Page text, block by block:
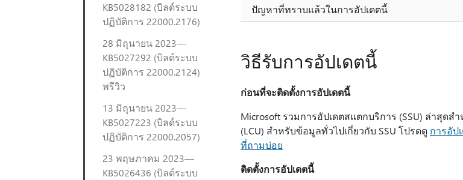
KB5028182 (บิลด์ระบบ
ปฏิบัติการ 22000.2176)
28 มิถุนายน 2023—
KB5027292 (บิลด์ระบบ
ปฏิบัติการ 22000.2124)
พรีวิว
13 มิถุนายน 2023—
KB5027223 (บิลด์ระบบ
ปฏิบัติการ 22000.2057)
23 พฤษภาคม 2023—
KB5026436 (บิลด์ระบบ
ปัญหาที่ทราบแล้วในการอัปเดตนี้
วิธีรับการอัปเดตนี้
ก่อนที่จะติดตั้งการอัปเดตนี้
Microsoft รวมการอัปเดตสแตกบริการ (SSU) ล่าสุ
(LCU) สำหรับข้อมูลทั่วไปเกี่ยวกับ SSU โปรดดู การอัป
ที่ถามบ่อย
ติดตั้งการอัปเดตนี้